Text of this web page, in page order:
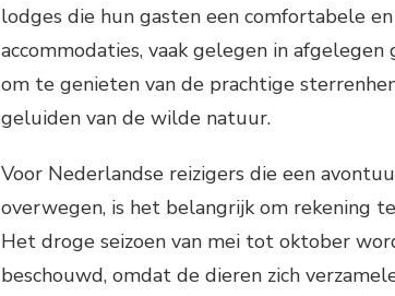
lodges die hun gasten een comfortabele
accommodaties, vaak gelegen in
om te genieten van de prachtige
geluiden van de wilde natuur.
Voor Nederlandse reizigers die een
overwegen, is het belangrijk om rekening
Het droge seizoen van mei tot oktober
beschouwd, omdat de dieren zich